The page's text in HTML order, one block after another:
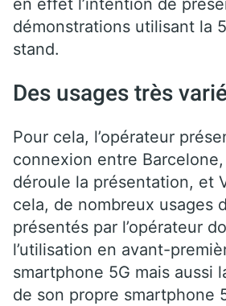
en effet l’intention de
démonstrations utilisant la
stand.
Des usages très
Pour cela, l’opérateur
connexion entre
déroule la présentation, et
cela, de nombreux usages
présentés par l’opérateur
l’utilisation en avant-
smartphone 5G mais aussi
de son propre smartphone